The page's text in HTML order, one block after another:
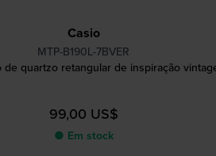
Casio
MTP-B190L-7BVER
de quartzo retangular de inspiração
99,00 US$
● Em stock